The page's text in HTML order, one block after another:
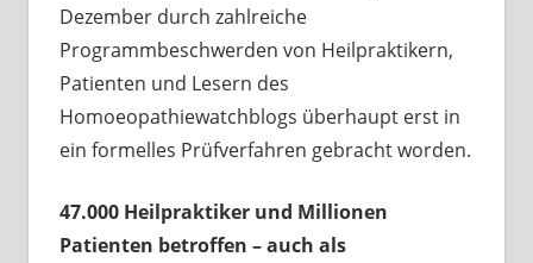
Dezember durch zahlreiche
Programmbeschwerden von Heilpraktikern,
Patienten und Lesern des
Homoeopathiewatchblogs überhaupt erst in
ein formelles Prüfverfahren gebracht worden.
47.000 Heilpraktiker und Millionen
Patienten betroffen – auch als